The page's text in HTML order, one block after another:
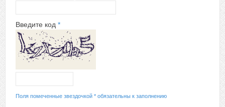
Введите код *
Поля помеченные звездочкой * обязательны к заполнению